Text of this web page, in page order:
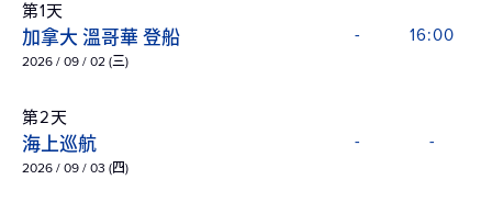
第1天
加拿大 溫哥華 登船
2026 / 09 / 02 (三)
- 16:00
第2天
海上巡航
2026 / 09 / 03 (四)
- -